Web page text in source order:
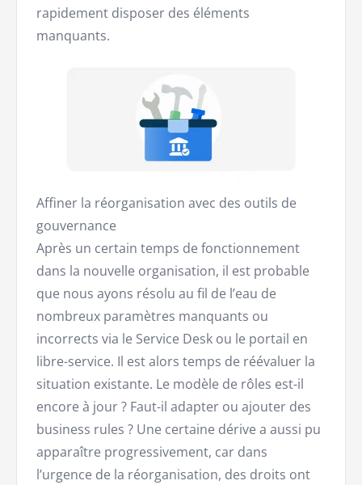
rapidement disposer des éléments
manquants.
Affiner la réorganisation avec des outils de
gouvernance
Après un certain temps de fonctionnement
dans la nouvelle organisation, il est probable
que nous ayons résolu au fil de l’eau de
nombreux paramètres manquants ou
incorrects via le Service Desk ou le portail en
libre-service. Il est alors temps de réévaluer la
situation existante. Le modèle de rôles est-il
encore à jour ? Faut-il adapter ou ajouter des
business rules ? Une certaine dérive a aussi pu
apparaître progressivement, car dans
l’urgence de la réorganisation, des droits ont